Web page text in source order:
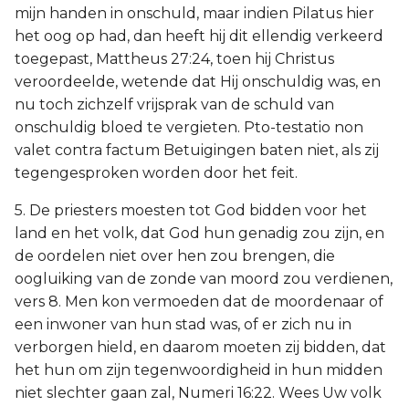
mijn handen in onschuld, maar indien Pilatus hier
het oog op had, dan heeft hij dit ellendig verkeerd
toegepast, Mattheus 27:24, toen hij Christus
veroordeelde, wetende dat Hij onschuldig was, en
nu toch zichzelf vrijsprak van de schuld van
onschuldig bloed te vergieten. Pto-testatio non
valet contra factum Betuigingen baten niet, als zij
tegengesproken worden door het feit.
5. De priesters moesten tot God bidden voor het
land en het volk, dat God hun genadig zou zijn, en
de oordelen niet over hen zou brengen, die
oogluiking van de zonde van moord zou verdienen,
vers 8. Men kon vermoeden dat de moordenaar of
een inwoner van hun stad was, of er zich nu in
verborgen hield, en daarom moeten zij bidden, dat
het hun om zijn tegenwoordigheid in hun midden
niet slechter gaan zal, Numeri 16:22. Wees Uw volk